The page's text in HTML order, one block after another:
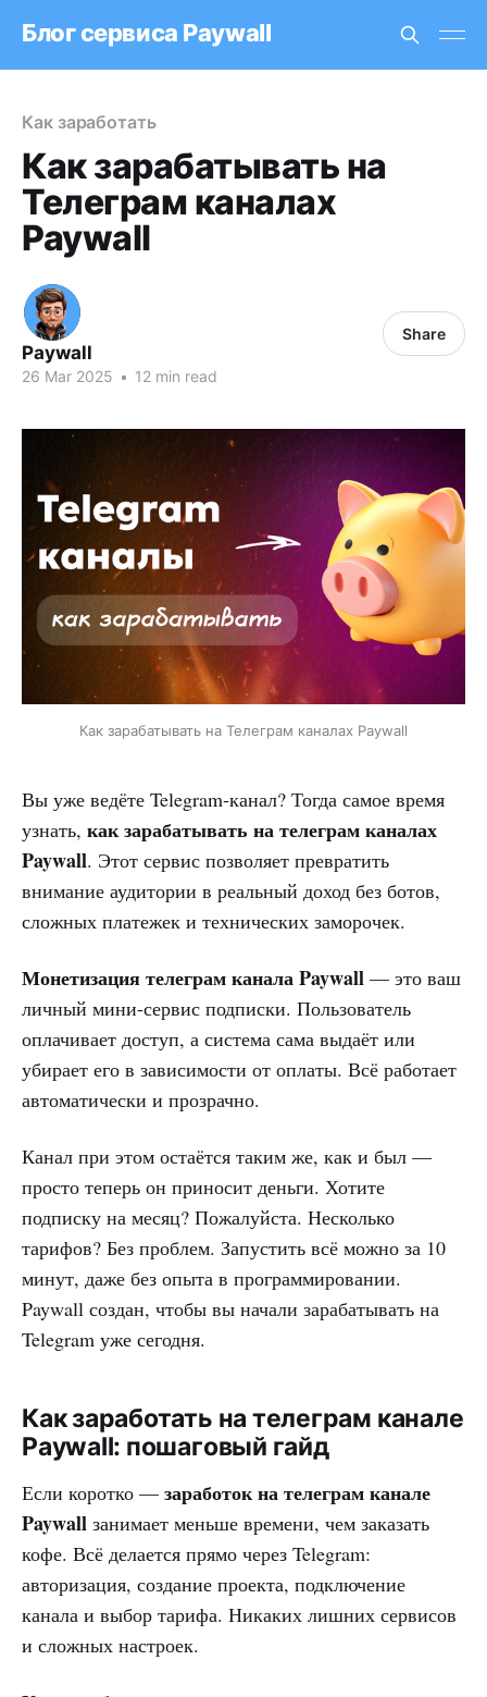
Блог сервиса Paywall
Как заработать
Как зарабатывать на
Телеграм каналах
Paywall
Paywall
26 Mar 2025 • 12 min read
Share
Как зарабатывать на Телеграм каналах Paywall
Вы уже ведёте Telegram-канал? Тогда самое время
узнать, как зарабатывать на телеграм каналах
Paywall. Этот сервис позволяет превратить
внимание аудитории в реальный доход без ботов,
сложных платежек и технических заморочек.
Монетизация телеграм канала Paywall — это ваш
личный мини-сервис подписки. Пользователь
оплачивает доступ, а система сама выдаёт или
убирает его в зависимости от оплаты. Всё работает
автоматически и прозрачно.
Канал при этом остаётся таким же, как и был —
просто теперь он приносит деньги. Хотите
подписку на месяц? Пожалуйста. Несколько
тарифов? Без проблем. Запустить всё можно за 10
минут, даже без опыта в программировании.
Paywall создан, чтобы вы начали зарабатывать на
Telegram уже сегодня.
Как заработать на телеграм канале
Paywall: пошаговый гайд
Если коротко — заработок на телеграм канале
Paywall занимает меньше времени, чем заказать
кофе. Всё делается прямо через Telegram:
авторизация, создание проекта, подключение
канала и выбор тарифа. Никаких лишних сервисов
и сложных настроек.